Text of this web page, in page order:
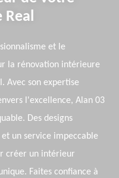
Real
et le
la rénovation intérieure
Avec son expertise
l'excellence, Alan 03
Des designs
un service impeccable
créer un intérieur
Faites confiance à